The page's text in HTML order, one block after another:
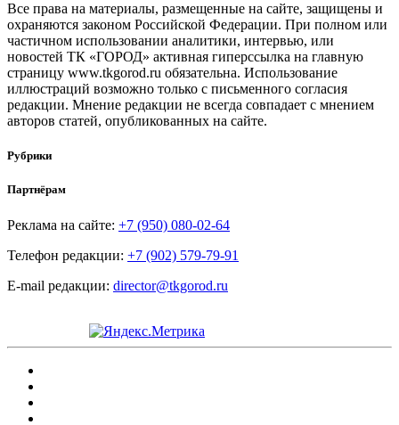
Все права на материалы, размещенные на сайте, защищены и
охраняются законом Российской Федерации. При полном или
частичном использовании аналитики, интервью, или
новостей ТК «ГОРОД» активная гиперссылка на главную
страницу www.tkgorod.ru обязательна. Использование
иллюстраций возможно только с письменного согласия
редакции. Мнение редакции не всегда совпадает с мнением
авторов статей, опубликованных на сайте.
Рубрики
Партнёрам
Реклама на сайте: +7 (950) 080-02-64
Телефон редакции: +7 (902) 579-79-91
E-mail редакции: director@tkgorod.ru